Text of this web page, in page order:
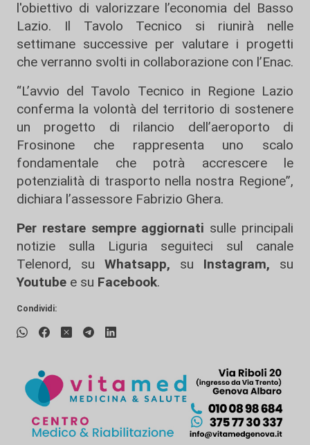
l'obiettivo di valorizzare l’economia del Basso
Lazio. Il Tavolo Tecnico si riunirà nelle
settimane successive per valutare i progetti
che verranno svolti in collaborazione con l’Enac.
“L’avvio del Tavolo Tecnico in Regione Lazio
conferma la volontà del territorio di sostenere
un progetto di rilancio dell’aeroporto di
Frosinone che rappresenta uno scalo
fondamentale che potrà accrescere le
potenzialità di trasporto nella nostra Regione”,
dichiara l’assessore Fabrizio Ghera.
Per restare sempre aggiornati sulle principali
notizie sulla Liguria seguiteci sul canale
Telenord, su
Whatsapp, su Instagram, su
Youtube e su Facebook.
Condividi: